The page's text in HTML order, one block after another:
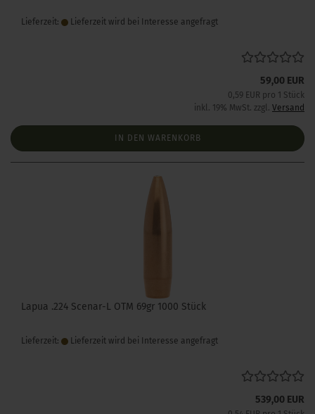
Lieferzeit: Lieferzeit wird bei Interesse angefragt
59,00 EUR
0,59 EUR pro 1 Stück
inkl. 19% MwSt. zzgl. Versand
IN DEN WARENKORB
Lapua .224 Scenar-L OTM 69gr 1000 Stück
Lieferzeit: Lieferzeit wird bei Interesse angefragt
539,00 EUR